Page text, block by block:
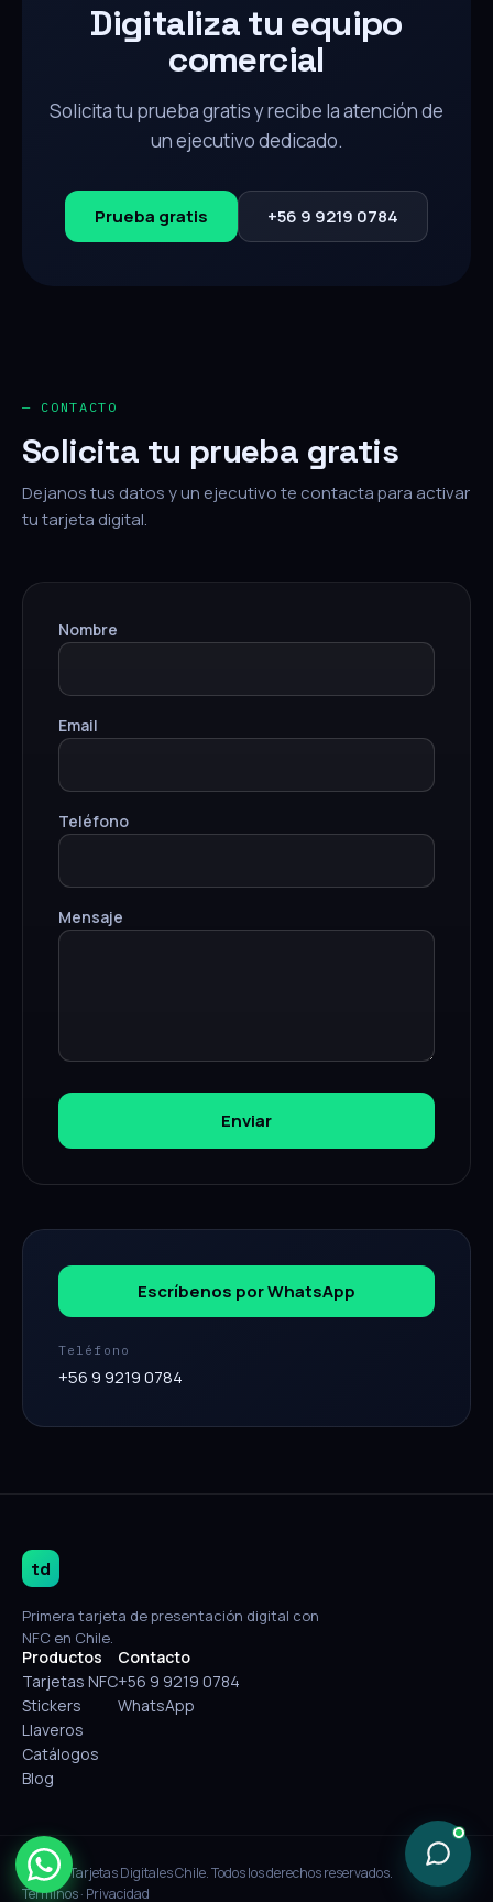
Digitaliza tu equipo
comercial
Solicita tu prueba gratis y recibe la atención de
un ejecutivo dedicado.
Prueba gratis +56 9 9219 0784
— CONTACTO
Solicita tu prueba gratis
Dejanos tus datos y un ejecutivo te contacta para activar
tu tarjeta digital.
Nombre
Email
Teléfono
Mensaje
Enviar
Escríbenos por WhatsApp
Teléfono
+56 9 9219 0784
td
Primera tarjeta de presentación digital con
NFC en Chile.
Productos
Tarjetas NFC
Stickers
Llaveros
Catálogos
Blog
Contacto
+56 9 9219 0784
WhatsApp
© 2026 Tarjetas Digitales Chile. Todos los derechos reservados.
Términos· Privacidad